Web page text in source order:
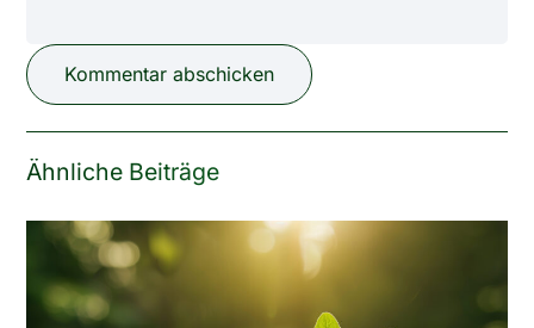
Kommentar abschicken
Ähnliche Beiträge